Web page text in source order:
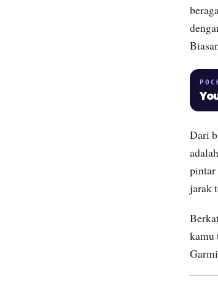
Dari
pintar
jarak